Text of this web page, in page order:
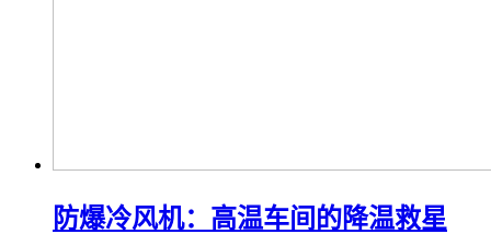
防爆冷风机：高温车间的降温救星